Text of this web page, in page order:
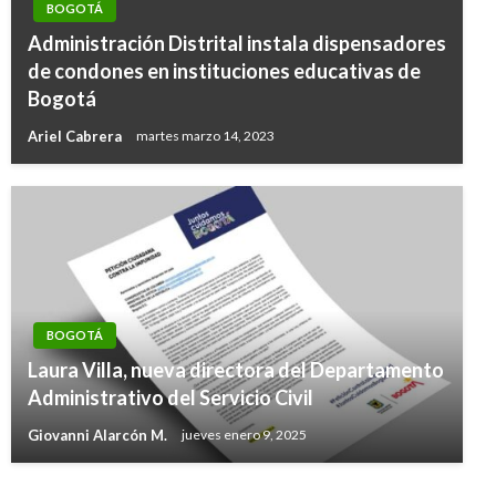
BOGOTÁ
Administración Distrital instala dispensadores
de condones en instituciones educativas de
Bogotá
Ariel Cabrera martes marzo 14, 2023
BOGOTÁ
Laura Villa, nueva directora del Departamento
Administrativo del Servicio Civil
Giovanni Alarcón M. jueves enero 9, 2025
BOGOTÁ
Sumapaz recibirá regalías por más de 73 mil
millones de pesos
lunes enero 6, 2020